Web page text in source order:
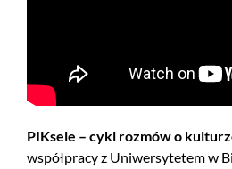
PIKsele – cykl rozmów o
współpracy z Uniwersytetem w